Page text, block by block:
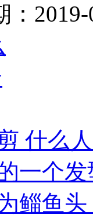
：2019-
什么
一个
鲻鱼